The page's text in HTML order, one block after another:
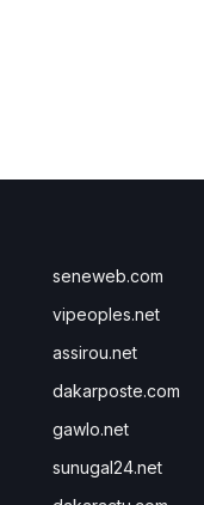
seneweb.com
vipeoples.net
assirou.net
dakarposte.com
gawlo.net
sunugal24.net